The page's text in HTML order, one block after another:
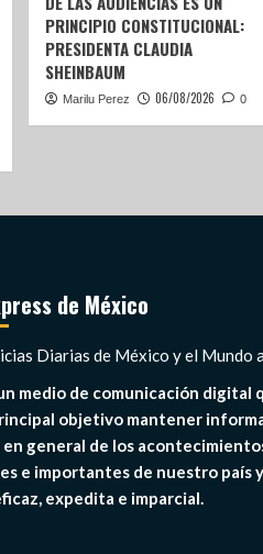
PRINCIPIO CONSTITUCIONAL:
PRESIDENTA CLAUDIA
SHEINBAUM
Marilu Perez 06/08/2026 0
de México
Diarias de México y el Mundo
medio de comunicación digital
objetivo mantener
general de los
e importantes de nuestro país
expedita e imparcial.